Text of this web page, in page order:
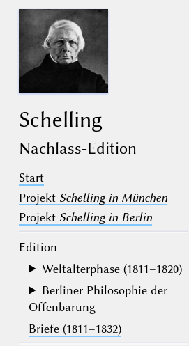
Schelling
Nachlass-Edition
Start
Projekt Schelling in München
Projekt Schelling in Berlin
Edition
Weltalterphase (1811–1820)
Berliner Philosophie der
Offenbarung
Briefe (1811–1832)